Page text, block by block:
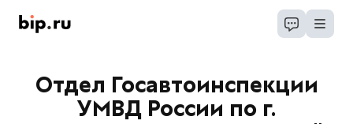
Отдел Госавтоинспекции
УМВД России по г.